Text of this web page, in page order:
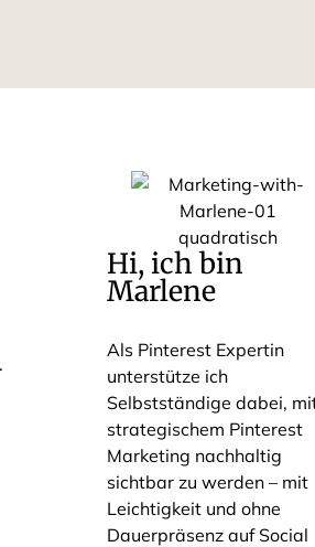
Hi, ich bin
Marlene
Als Pinterest Expertin
unterstütze ich
Selbstständige dabei,
strategischem Pinterest
Marketing nachhaltig
sichtbar zu werden – mit
Leichtigkeit und ohne
Dauerpräsenz auf Social